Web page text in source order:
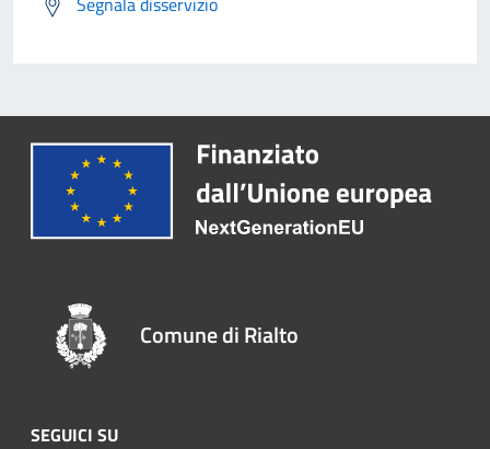
Comune di Rialto
SEGUICI SU